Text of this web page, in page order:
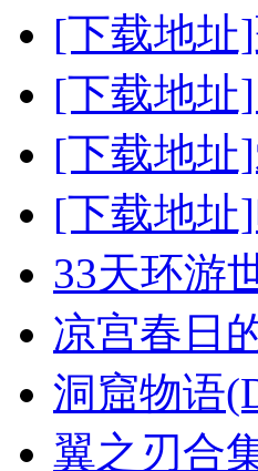
[下载地址
[下载地址
[下载地址
[下载地址
33天环游
凉宫春日
洞窟物语
翼之刃合